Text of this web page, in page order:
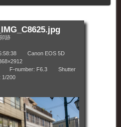
跡
Canon EOS 5D
number: F6.3 Shutter
1/200